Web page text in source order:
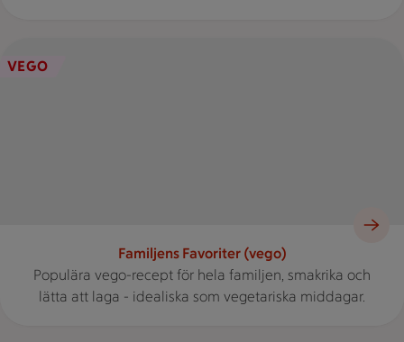
VEGO
Familjens Favoriter (vego)
Populära vego-recept för hela familjen, smakrika och
lätta att laga - idealiska som vegetariska middagar.